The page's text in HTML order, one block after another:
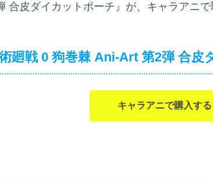
合皮ダイカットポーチ』が、キャラアニで
廻戦 0 狗巻棘 Ani-Art 第2弾 合皮
キャラアニで購入する